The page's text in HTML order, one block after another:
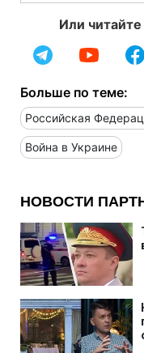
Или
Больше по теме:
Российская
Война в Украине